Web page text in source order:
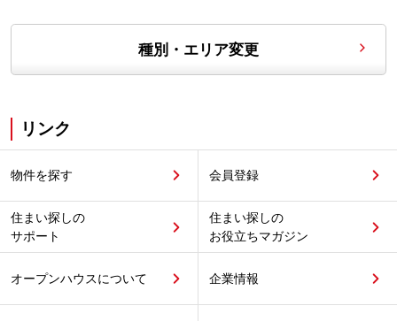
種別・エリア変更
リンク
物件を探す 会員登録
住まい探しの
サポート
住まい探しの
お役立ちマガジン
オープンハウスについて 企業情報